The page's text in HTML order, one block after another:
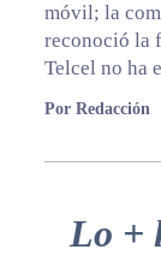
móvil; la
reconoció la
Telcel no ha
Por Redacción
Primary
Lo +